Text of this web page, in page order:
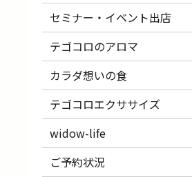
セミナー・イベント出店
テゴコロのアロマ
カラダ想いの食
テゴコロエクササイズ
widow-life
ご予約状況